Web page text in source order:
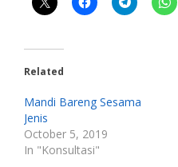
Related
Mandi Bareng Sesama
Jenis
October 5, 2019
In "Konsultasi"